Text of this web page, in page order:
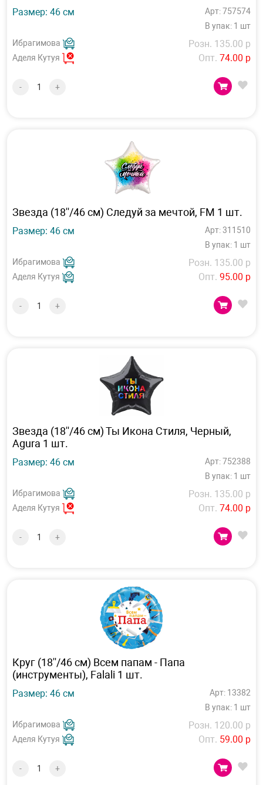
Размер: 46 см
Арт: 757574
В упак: 1 шт
Ибрагимова
Аделя Кутуя
Розн. 135.00 р
Опт. 74.00 р
- +
Звезда (18''/46 см) Следуй за мечтой, FM 1 шт.
Размер: 46 см
Арт: 311510
В упак: 1 шт
Ибрагимова
Аделя Кутуя
Розн. 135.00 р
Опт. 95.00 р
- +
Звезда (18''/46 см) Ты Икона Стиля, Черный,
Agura 1 шт.
Размер: 46 см
Арт: 752388
В упак: 1 шт
Ибрагимова
Аделя Кутуя
Розн. 135.00 р
Опт. 74.00 р
- +
Круг (18''/46 см) Всем папам - Папа
(инструменты), Falali 1 шт.
Размер: 46 см
Арт: 13382
В упак: 1 шт
Ибрагимова
Аделя Кутуя
Розн. 120.00 р
Опт. 59.00 р
- +